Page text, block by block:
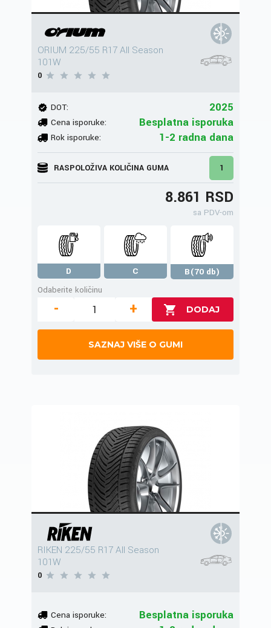
ORIUM 225/55 R17 All Season
101W
0
DOT: 2025
Cena isporuke: Besplatna isporuka
Rok isporuke: 1-2 radna dana
RASPOLOŽIVA KOLIČINA GUMA 1
8.861 RSD
sa PDV-om
D C
B(70 db)
Odaberite količinu
- +
SAZNAJ VIŠE O GUMI
RIKEN 225/55 R17 All Season
101W
0
Cena isporuke: Besplatna isporuka